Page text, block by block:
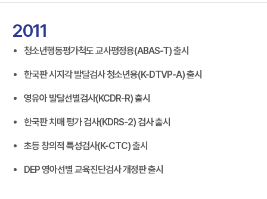
2011
청소년행동평가척도 교사평정용(ABAS-T) 출시
한국판 시지각 발달검사 청소년용(K-DTVP-A) 출시
영유아 발달선별검사(KCDR-R) 출시
한국판 치매 평가 검사(KDRS-2) 검사 출시
초등 창의적 특성검사(K-CTC) 출시
DEP 영아선별 교육진단검사 개정판 출시